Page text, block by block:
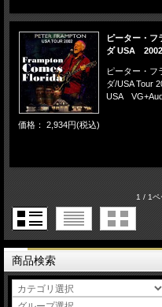
ピーター・
ダ USA
ピーター・
ダ/USA Tour
USA
価格： 2,934円(税込)
1 / 1ペ
商品検索